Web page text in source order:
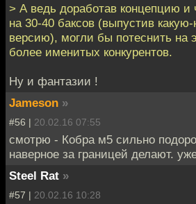
> А ведь доработав концепцию и
на 30-40 баксов (выпустив
версию), могли бы потеснить на
более именитых конкурентов.
Ну и фантазии !
Jameson »
#56 | 20.02.16 07:55
смотрю - Кобра м5 сильно
наверное за границей делают.
Steel Rat »
#57 | 20.02.16 10:28